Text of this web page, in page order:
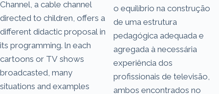
Channel, a cable channel
directed to children, offers a
different didactic proposal in
its programming. ln each
cartoons or TV shows
broadcasted, many
situations and examples
o equilíbrio na construção
de uma estrutura
pedagógica adequada e
agregada à necessária
experiência dos
profissionais de televisão,
ambos encontrados no